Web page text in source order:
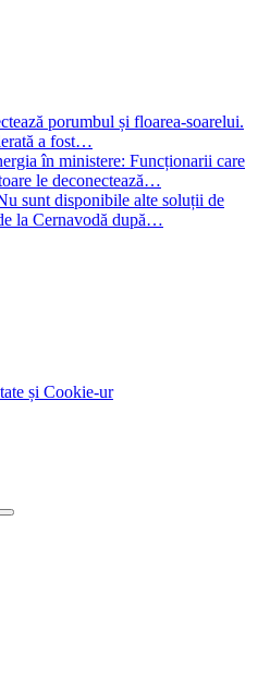
porumbul și floarea-soarelui.
a fost…
în ministere: Funcționarii care
le deconectează…
sunt disponibile alte soluții de
la Cernavodă după…
și Cookie-ur